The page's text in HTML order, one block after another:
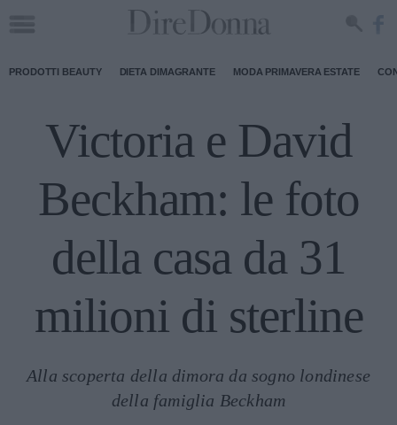
PRODOTTI BEAUTY DIETA DIMAGRANTE MODA PRIMAVERA ESTATE
Victoria e David
Beckham: le foto
della casa da 31
milioni di sterline
Alla scoperta della dimora da sogno londinese
della famiglia Beckham